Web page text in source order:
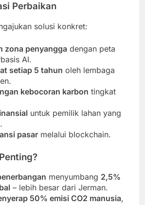
Perbaikan
solusi konkret:
zona penyangga dengan peta
AI.
setiap 5 tahun oleh lembaga
kebocoran karbon tingkat
untuk pemilik lahan yang
pasar melalui blockchain.
menyumbang 2,5%
– lebih besar dari Jerman.
50% emisi CO2 manusia,